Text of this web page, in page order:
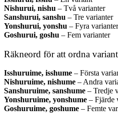
Nishurui, nishu – Två varianter
Sanshurui, sanshu – Tre varianter
Yonshurui, yonshu – Fyra varianter
Goshurui, goshu – Fem varianter
Räkneord för att ordna
Isshuruime, isshume – Första
Nishuruime, nishume – Andra
Sanshuruime, sanshume – Tredje
Yonshuruime, yonshume – Fjärde
Goshuruime, goshume – Femte